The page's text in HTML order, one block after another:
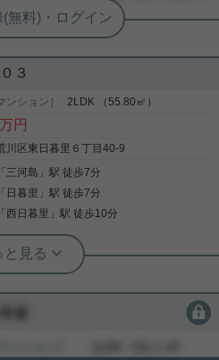
３
ンション］ 2LDK （55.80㎡）
万円
川区東日暮里６丁目40-9
「 三河島 」駅 徒歩7分
「 日暮里 」駅 徒歩7分
「西日暮里 」駅 徒歩10分
ム株式会社 根津駅前センター） スタ
の明るい専用庭付き